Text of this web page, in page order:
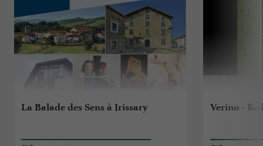
La Balade des Sens à Irissary Verino -